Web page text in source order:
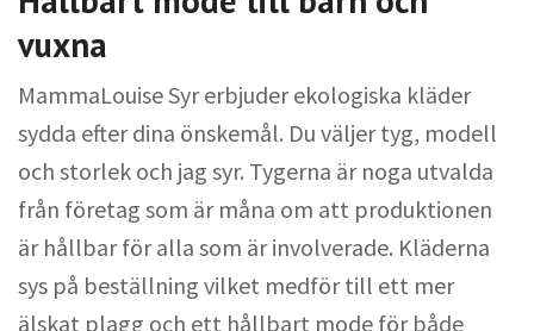
vuxna
MammaLouise Syr erbjuder ekologiska kläder
sydda efter dina önskemål. Du väljer tyg, modell
och storlek och jag syr. Tygerna är noga utvalda
från företag som är måna om att produktionen
är hållbar för alla som är involverade. Kläderna
sys på beställning vilket medför till ett mer
älskat plagg och ett hållbart mode för både